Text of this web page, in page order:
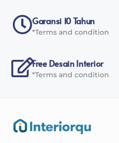
Garansi 10 Tahun
*Terms and condition
Free Desain Interior
*Terms and condition